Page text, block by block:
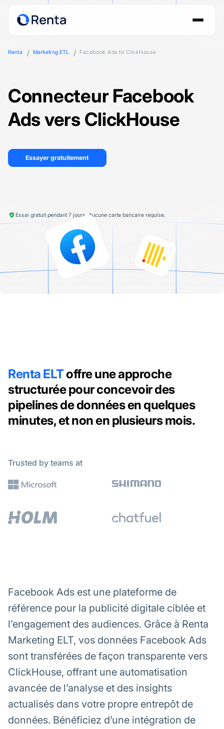
Renta Marketing ETL Facebook Ads to ClickHouse
Connecteur Facebook
Ads vers ClickHouse
Essayer gratuitement
Essai gratuit pendant 7 jours. Aucune carte bancaire requise.
Renta ELToffre une approche
structurée pour concevoir des
pipelines de données en quelques
minutes, et non en plusieurs mois.
Trusted by teams at
Facebook Ads est une plateforme de
référence pour la publicité digitale ciblée et
l’engagement des audiences. Grâce à Renta
Marketing ELT, vos données Facebook Ads
sont transférées de façon transparente vers
ClickHouse, offrant une automatisation
avancée de l’analyse et des insights
actualisés dans votre propre entrepôt de
données. Bénéficiez d’une intégration de